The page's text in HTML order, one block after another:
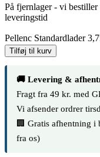
På fjernlager - vi
leveringstid
Pellenc Standardlader
Tilføj til kurv
🚚 Levering &
Fragt fra 49 kr. med
Vi afsender ordrer
🏢 Gratis afhentning i
fra os)